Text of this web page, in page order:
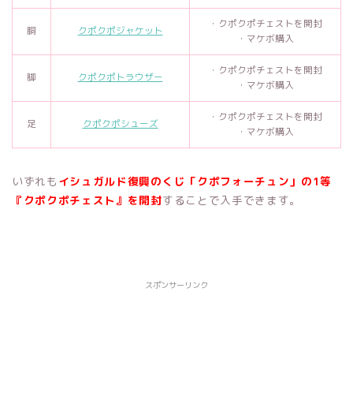
胴 クポクポジャケット
・クポクポチェストを開封
・マケボ購入
脚 クポクポトラウザー
・クポクポチェストを開封
・マケボ購入
足 クポクポシューズ
・クポクポチェストを開封
・マケボ購入
いずれも イシュガルド復興のくじ「クポフォーチュン」の1等
『クポクポチェスト』を開封することで入手できます。
スポンサーリンク